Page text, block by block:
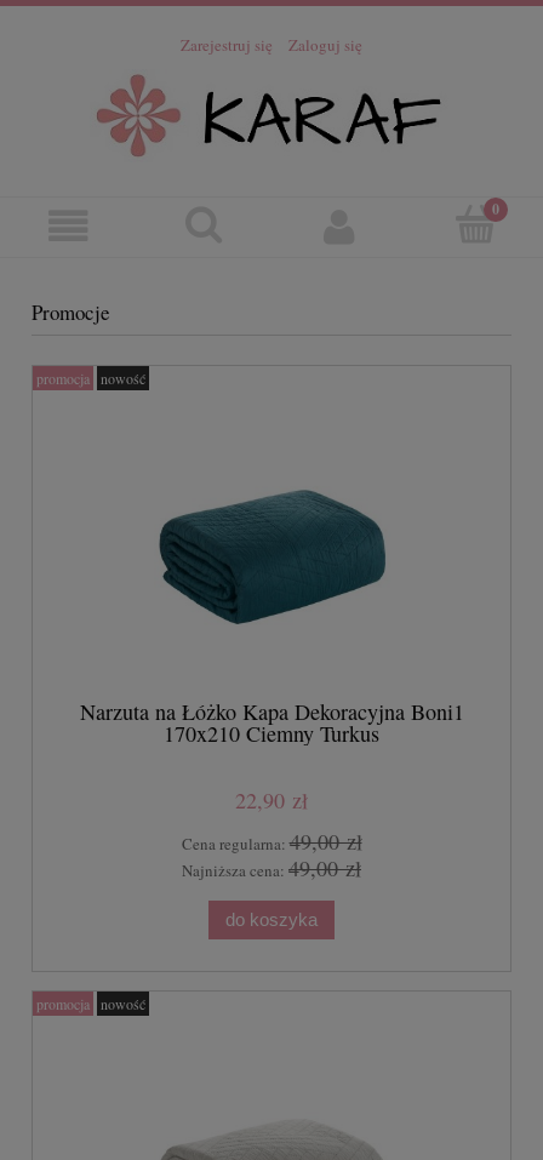
Zarejestruj się Zaloguj się
Promocje
Narzuta na Łóżko Kapa Dekoracyjna Boni1
170x210 Ciemny Turkus
22,90 zł
Cena regularna:49,00 zł
Najniższa cena: 49,00 zł
do koszyka
promocja nowość
promocja nowość